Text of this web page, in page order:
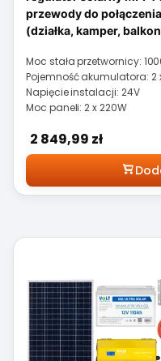
przewody do
(działka, kamper,
Moc stała przetwornicy:
Pojemność akumulatora: 2 x
Napięcie instalacji: 24V
Moc paneli: 2 x 220W
Cena
2 849,99 zł